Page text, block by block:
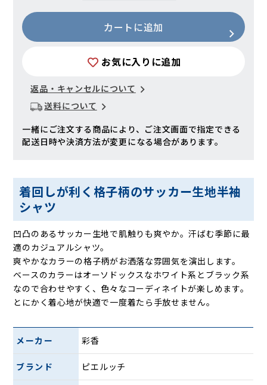
カートに追加
お気に入りに追加
返品・キャンセルについて
送料について
一緒にご注文する商品により、ご注文画面で指定できる
配送日時や決済方法が変更になる場合があります。
着回しが利く格子柄のサッカー生地半袖
シャツ
凹凸のあるサッカー生地で肌触りも爽やか。汗ばむ季節に最
適のカジュアルシャツ。
爽やかなカラーの格子柄がお洒落な雰囲気を演出します。
ベースのカラーはオーソドックスなホワイト系とブラック系
なので合わせやすく、色々なコーディネイトが楽しめます。
とにかく着心地が快適で一度着たら手放せません。
メーカー 彩香
ブランド ピエルッチ